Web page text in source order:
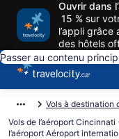
Ouvrir dans
15 % sur
l’appli grâce
des hôtels
Passer au contenu
Vols à destination
Vols de l’aéroport
l’aéroport Aéroport